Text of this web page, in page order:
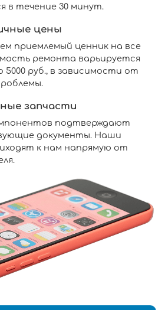
в течение 30 минут.
цены
приемлемый ценник на все
ремонта варьируется
5000 руб., в зависимости от
запчасти
подтверждают
документы. Наши
к нам напрямую от